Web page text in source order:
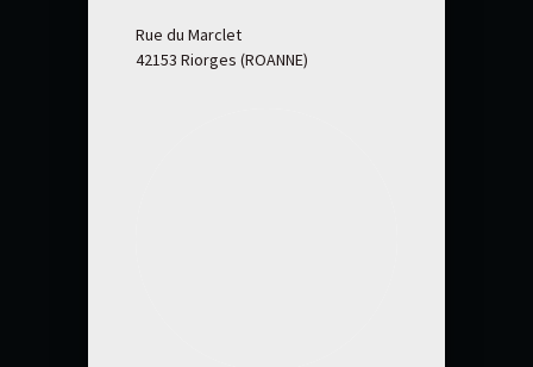
Rue du Marclet
42153 Riorges (ROANNE)